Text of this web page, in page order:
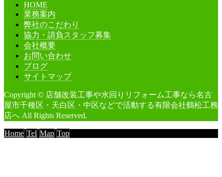
HOME
業務案内
弊社のこだわり
協力・請負スタッフ募集
会社概要
お問い合わせ
ブログ
サイトマップ
Copyright © 店舗改装工事や水回りリフォーム工事なら名古
屋市千種区・天白区・中区などで活動する有限会社鶴松工務
店へ All Rights Reserved.
Home Tel Map Top